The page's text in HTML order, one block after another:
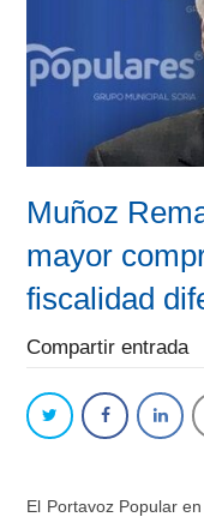
Muñoz
mayor
fiscalidad
Compartir entrada
El Portavoz Popular